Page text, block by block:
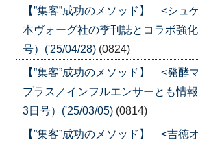
【”集客”成功のメソッド】 <シュ
本ヴォーグ社の季刊誌とコラボ強
号）('25/04/28) (0824)
【”集客”成功のメソッド】 <発
プラス／インフルエンサーとも情
3日号）('25/03/05) (0814)
【”集客”成功のメソッド】 <吉徳